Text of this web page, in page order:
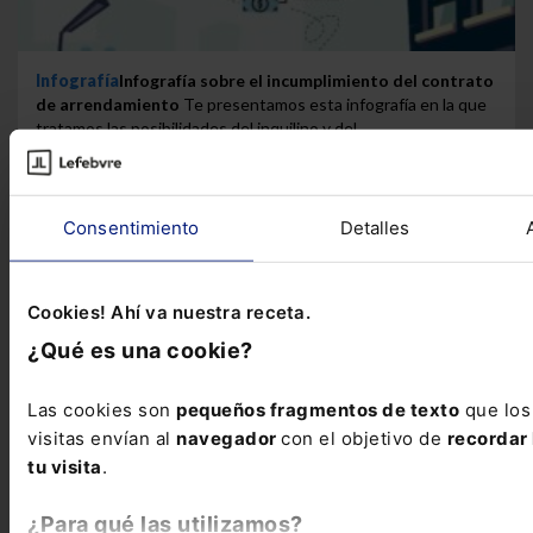
Consentimiento Detalles
Cookies! Ahí va nuestra receta.
¿Qué es una cookie?
Las cookies son pequeños fragmentos de texto que
visitas envían al navegador con el objetivo de recordar
tu visita.
¿Para qué las utilizamos?
InfografíaInfografía sobre el incumplimiento del contrato
de arrendamiento Te presentamos esta infografía en la que
tratamos las posibilidades del inquilino y del...